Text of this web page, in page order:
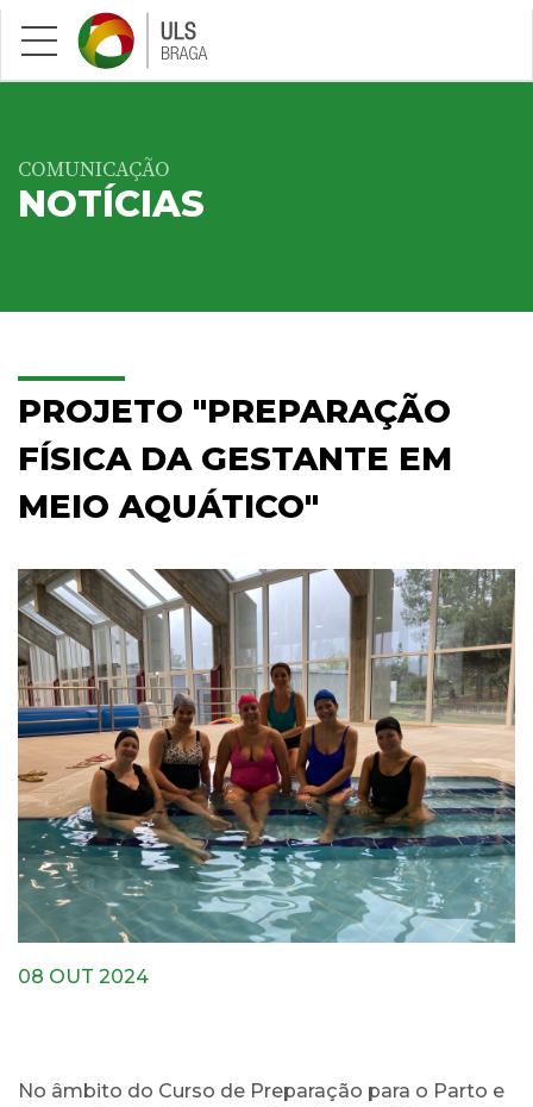
Saltar para conteúdo principal
COMUNICAÇÃO
NOTÍCIAS
PROJETO "PREPARAÇÃO
FÍSICA DA GESTANTE EM
MEIO AQUÁTICO"
08 OUT 2024
No âmbito do Curso de Preparação para o Parto e